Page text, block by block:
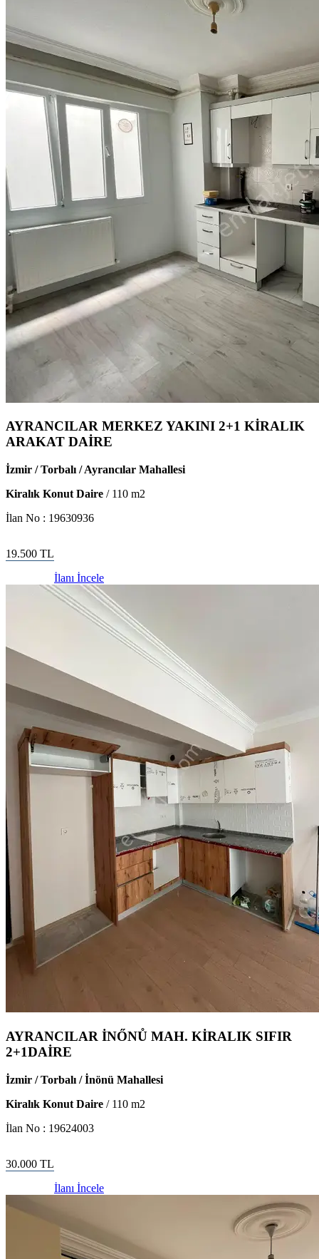
AYRANCILAR MERKEZ YAKINI 2+1 KİRALIK
ARAKAT DAİRE
İzmir / Torbalı / Ayrancılar Mahallesi
Kiralık Konut Daire / 110 m2
İlan No : 19630936
19.500 TL
İlanı İncele
AYRANCILAR İNŐNŮ MAH. KİRALIK SIFIR
2+1DAİRE
İzmir / Torbalı / İnönü Mahallesi
Kiralık Konut Daire / 110 m2
İlan No : 19624003
30.000 TL
İlanı İncele